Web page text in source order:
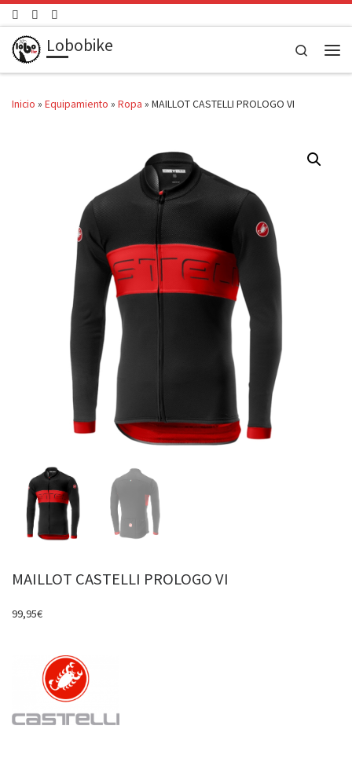
Saltar al contenido
Lobobike
Search
Inicio » Equipamiento » Ropa » MAILLOT CASTELLI PROLOGO VI
MAILLOT CASTELLI PROLOGO VI
99,95€